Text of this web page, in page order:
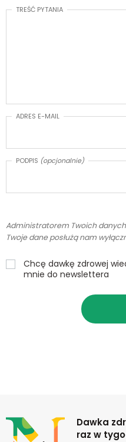
TREŚĆ PYTANIA
ADRES E-MAIL
PODPIS (opcjonalnie)
Administratorem Twoich
Twoje dane posłużą nam
Chcę dawkę zdrowej
mnie do newslettera
Dawka
raz w